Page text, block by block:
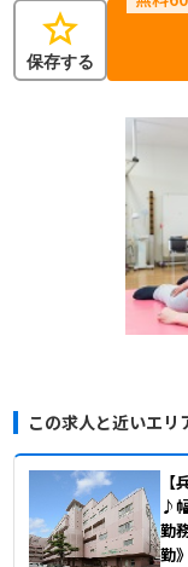
star
保存する
この求人と近いエリ
♪
勤
勤》